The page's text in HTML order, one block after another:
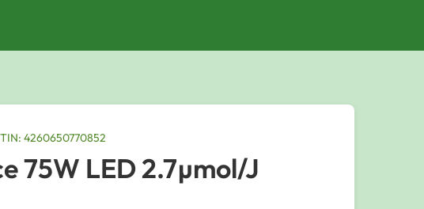
4260650770852
75W LED 2.7µmol/J